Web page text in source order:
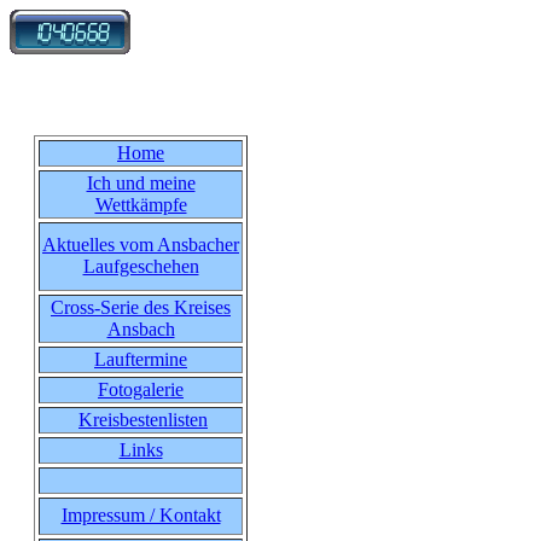
Home
Ich und meine
Wettkämpfe
Aktuelles vom Ansbacher
Laufgeschehen
Cross-Serie des Kreises
Ansbach
Lauftermine
Fotogalerie
Kreisbestenlisten
Links
Impressum / Kontakt